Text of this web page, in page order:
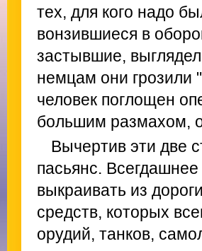
тех, для кого надо
вонзившиеся в
застывшие,
немцам они грозили
человек поглощен
большим размахом,
Вычертив эти две
пасьянс.
выкраивать из
средств, которых
орудий, танков,